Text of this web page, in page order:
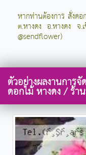
หากท่านต้องการ สั่งด
ต.หางดง อ.หางดง จ
@sendflower)
ตัวอย่างผลงานการ
ดอกไม้ หางดง / ร้า